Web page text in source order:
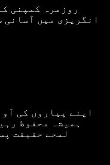
روزمرہ کمپنی
انگریزی میں
اپنے پیاروں کی
ہمیشہ محفوظ
لمحے حقیقت